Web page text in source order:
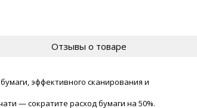
Отзывы о товаре
эффективного сканирования и
— сократите расход бумаги на 50%.